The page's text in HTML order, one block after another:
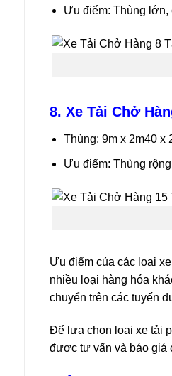
Ưu điểm: Thùng
8. Xe Tải Chở
Thùng: 9m x 2m40 x
Ưu điểm: Thùng
Ưu điểm của các loại
nhiều loại hàng hóa
chuyển trên các tuyến
Để lựa chọn loại xe tải
được tư vấn và báo giá